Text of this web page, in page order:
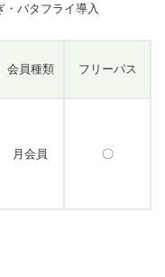
バタフライ導入
会員種類 フリーパス
月会員 〇